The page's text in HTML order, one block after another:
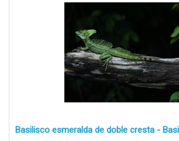
Basilisco esmeralda de doble cresta -